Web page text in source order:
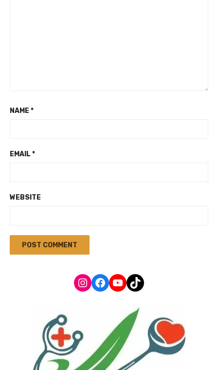
NAME *
EMAIL *
WEBSITE
Instagram
Facebook
YouTube
TikTok